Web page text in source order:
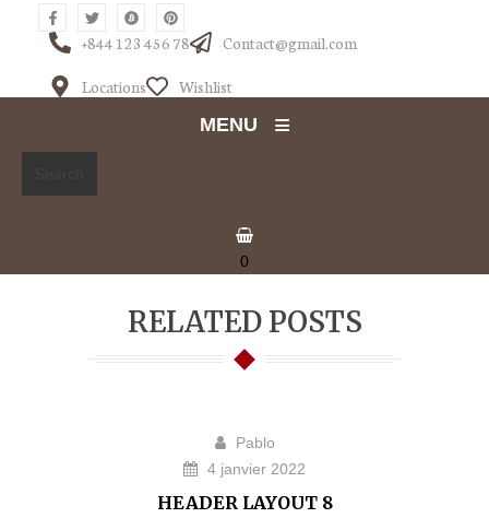
+844 123 456 78
Contact@gmail.com
Locations
Wishlist
MENU ≡
0
RELATED POSTS
Pablo
4 janvier 2022
HEADER LAYOUT 8